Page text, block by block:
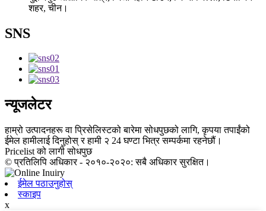
शहर, चीन।
SNS
न्यूजलेटर
हाम्रो उत्पादनहरू वा प्रिसेलिस्टको बारेमा सोधपुछको लागि, कृपया तपाईंको
ईमेल हामीलाई दिनुहोस् र हामी २ 24 घण्टा भित्र सम्पर्कमा रहनेछौं।
Pricelist को लागी सोधपुछ
© प्रतिलिपि अधिकार - २०१०-२०२०: सबै अधिकार सुरक्षित।
ईमेल पठाउनुहोस्
स्काइप
x